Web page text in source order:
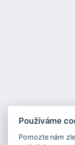
Používáme
Pomozte nám